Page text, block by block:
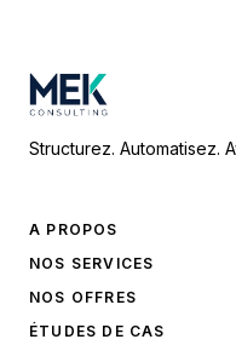
Structurez. Automatisez.
A PROPOS
NOS SERVICES
NOS OFFRES
ÉTUDES DE CAS